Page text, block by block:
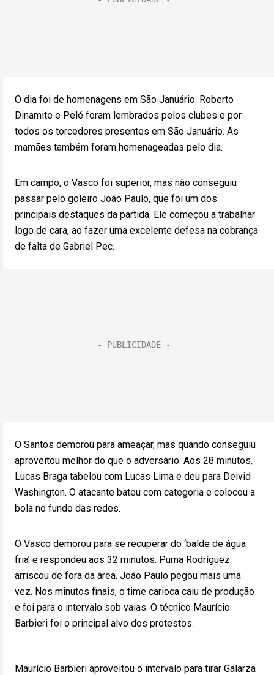
O dia foi de homenagens em São Januário. Roberto
Dinamite e Pelé foram lembrados pelos clubes e por
todos os torcedores presentes em São Januário. As
mamães também foram homenageadas pelo dia.
Em campo, o Vasco foi superior, mas não conseguiu
passar pelo goleiro João Paulo, que foi um dos
principais destaques da partida. Ele começou a trabalhar
logo de cara, ao fazer uma excelente defesa na cobrança
de falta de Gabriel Pec.
O Santos demorou para ameaçar, mas quando conseguiu
aproveitou melhor do que o adversário. Aos 28 minutos,
Lucas Braga tabelou com Lucas Lima e deu para Deivid
Washington. O atacante bateu com categoria e colocou a
bola no fundo das redes.
O Vasco demorou para se recuperar do ‘balde de água
fria’ e respondeu aos 32 minutos. Puma Rodríguez
arriscou de fora da área. João Paulo pegou mais uma
vez. Nos minutos finais, o time carioca caiu de produção
e foi para o intervalo sob vaias. O técnico Maurício
Barbieri foi o principal alvo dos protestos.
Maurício Barbieri aproveitou o intervalo para tirar Galarza